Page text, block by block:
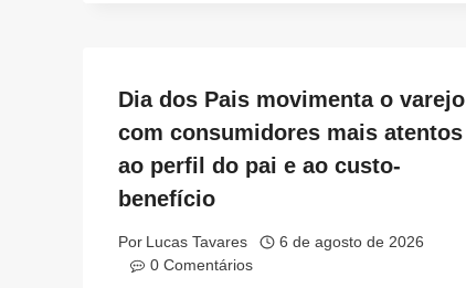
Dia dos Pais movimenta o varejo
com consumidores mais atentos
ao perfil do pai e ao custo-
benefício
Por Lucas Tavares
6 de agosto de 2026
0 Comentários